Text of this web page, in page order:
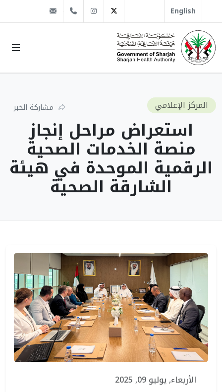
English
Twitter
Instagram
1666 509 6 971+
المركز الإعلامي مشاركة الخبر
استعراض مراحل إنجاز
منصة الخدمات الصحية
الرقمية الموحدة في هيئة
الشارقة الصحية
الأربعاء, يوليو 09, 2025